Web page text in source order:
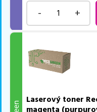
- +
Laserový toner
magenta